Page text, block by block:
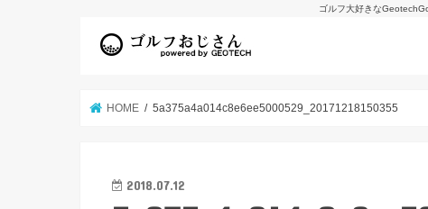
ゴルフ大好きな
HOME 5a375a4a014c8e6ee5000529_20171218150355
2018.07.12